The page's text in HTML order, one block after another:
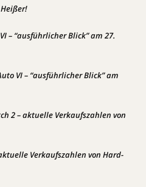
Heißer!
– “ausführlicher Blick” am 27.
VI – “ausführlicher Blick” am
2 – aktuelle Verkaufszahlen von
Verkaufszahlen von Hard-